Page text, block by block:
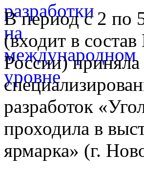
В период с 2 по
(входит в
России)
разработок
проходила в
ярмарка» (г.